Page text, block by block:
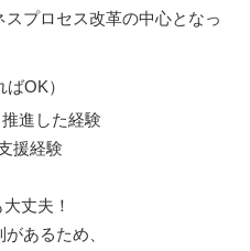
プロセス改革の中心となっ
OK）
進した経験
援経験
丈夫！
あるため、